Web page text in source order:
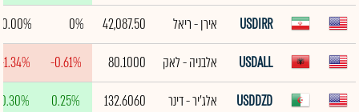
USDIRR אירן - ריאל 42,087.50
0%
0.00%
USDALL
אלבניה - לאק 80.1000
-0.61%
-1.34%
USDDZD
אלג'יר - דינר 132.6060
0.25%
0.30%